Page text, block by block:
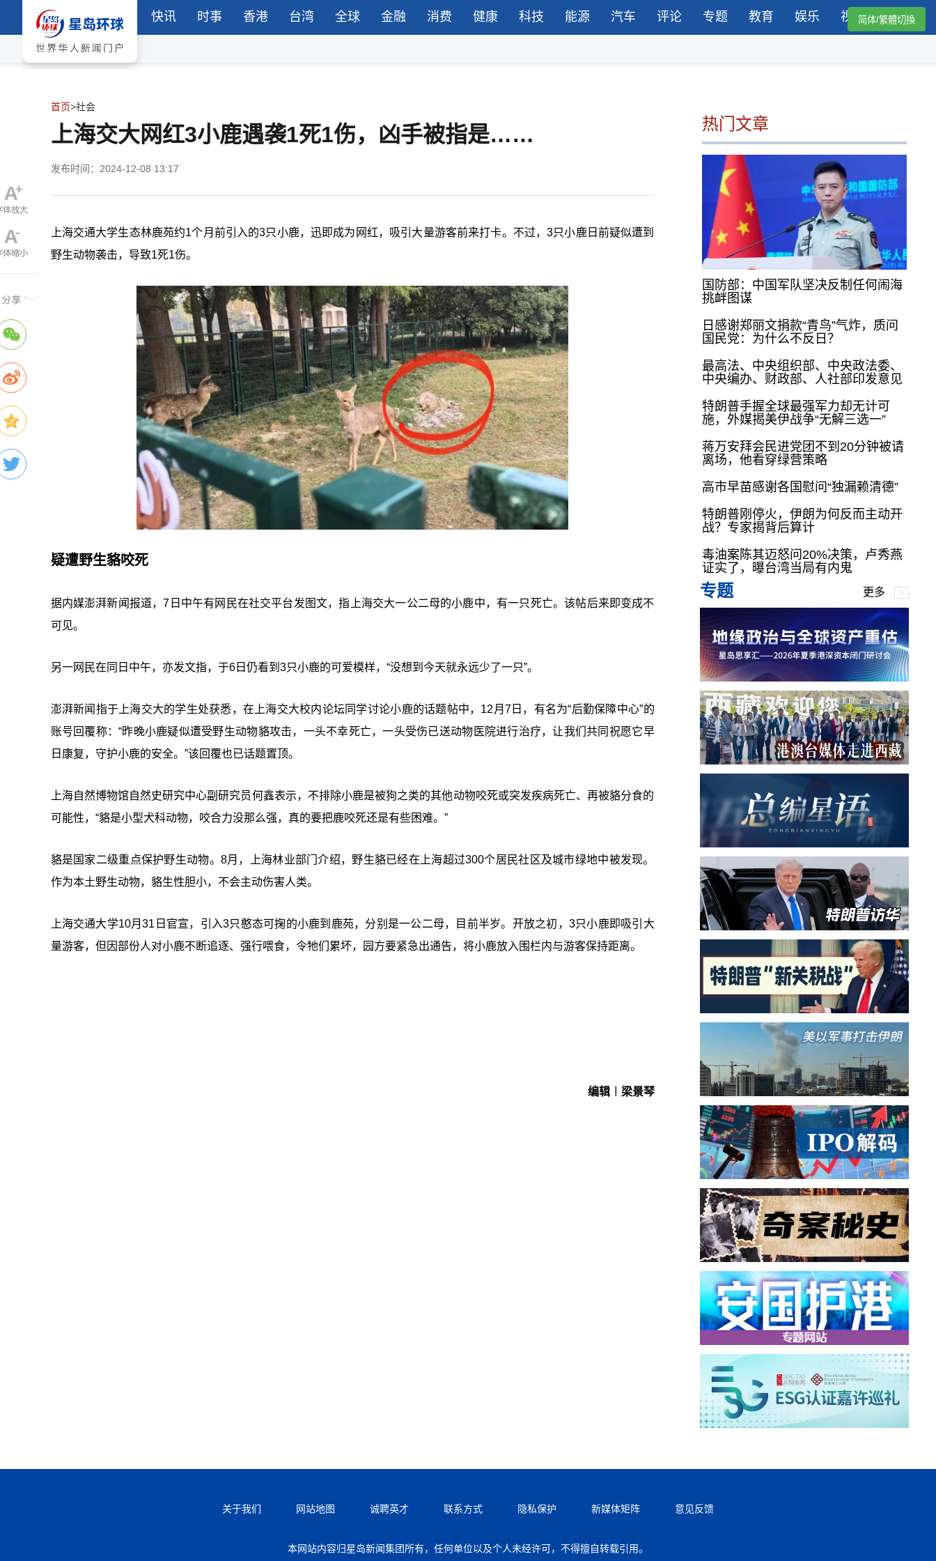
快讯 时事 香港 台湾 全球 金融 消费 健康 科技 能源 汽车 评论 专题 教育 娱乐 视频简体/繁體切換
首页>社会
上海交大网红3小鹿遇袭1死1伤，凶手被指是……
发布时间：2024-12-08 13:17
上海交通大学生态林鹿苑约1个月前引入的3只小鹿，迅即成为网红，吸引大量游客前来打卡。不过，3只小鹿日前疑似遭到
野生动物袭击，导致1死1伤。
疑遭野生貉咬死
据内媒澎湃新闻报道，7日中午有网民在社交平台发图文，指上海交大一公二母的小鹿中，有一只死亡。该帖后来即变成不
可见。
另一网民在同日中午，亦发文指，于6日仍看到3只小鹿的可爱模样，“没想到今天就永远少了一只”。
澎湃新闻指于上海交大的学生处获悉，在上海交大校内论坛同学讨论小鹿的话题帖中，12月7日，有名为“后勤保障中心”的
账号回覆称：“昨晚小鹿疑似遭受野生动物貉攻击，一头不幸死亡，一头受伤已送动物医院进行治疗，让我们共同祝愿它早
日康复，守护小鹿的安全。”该回覆也已话题置顶。
上海自然博物馆自然史研究中心副研究员何鑫表示，不排除小鹿是被狗之类的其他动物咬死或突发疾病死亡、再被貉分食的
可能性，“貉是小型犬科动物，咬合力没那么强，真的要把鹿咬死还是有些困难。”
貉是国家二级重点保护野生动物。8月，上海林业部门介绍，野生貉已经在上海超过300个居民社区及城市绿地中被发现。
作为本土野生动物，貉生性胆小，不会主动伤害人类。
上海交通大学10月31日官宣，引入3只憨态可掬的小鹿到鹿苑，分别是一公二母，目前半岁。开放之初，3只小鹿即吸引大
量游客，但因部份人对小鹿不断追逐、强行喂食，令牠们累坏，园方要紧急出通告，将小鹿放入围栏内与游客保持距离。
编辑︱梁景琴
热门文章
国防部：中国军队坚决反制任何闹海
挑衅图谋
日感谢郑丽文捐款“青鸟”气炸，质问
国民党：为什么不反日？
最高法、中央组织部、中央政法委、
中央编办、财政部、人社部印发意见
特朗普手握全球最强军力却无计可
施，外媒揭美伊战争“无解三选一”
蒋万安拜会民进党团不到20分钟被请
离场，他看穿绿营策略
高市早苗感谢各国慰问“独漏赖清德”
特朗普刚停火，伊朗为何反而主动开
战？专家揭背后算计
毒油案陈其迈怒问20%决策，卢秀燕
证实了，曝台湾当局有内鬼
专题 更多
关于我们 网站地图 诚聘英才 联系方式 隐私保护 新媒体矩阵 意见反馈
本网站内容归星岛新闻集团所有，任何单位以及个人未经许可，不得擅自转载引用。